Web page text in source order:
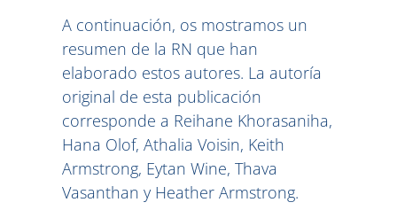
A continuación, os mostramos un
resumen de la RN que han
elaborado estos autores. La autoría
original de esta publicación
corresponde a Reihane Khorasaniha,
Hana Olof, Athalia Voisin, Keith
Armstrong, Eytan Wine, Thava
Vasanthan y Heather Armstrong.